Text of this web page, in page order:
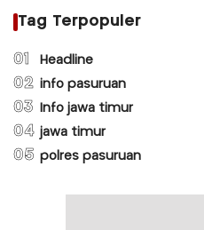
Tag Terpopuler
01 Headline
02 info pasuruan
03 Info jawa timur
04 jawa timur
05 polres pasuruan